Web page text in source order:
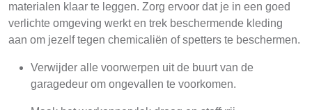
materialen klaar te leggen. Zorg ervoor dat je in een goed
verlichte omgeving werkt en trek beschermende kleding
aan om jezelf tegen chemicaliën of spetters te beschermen.
Verwijder alle voorwerpen uit de buurt van de
garagedeur om ongevallen te voorkomen.